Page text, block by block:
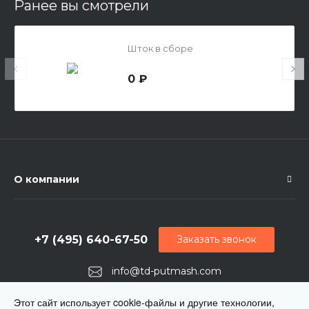
Ранее вы смотрели
Шток в сборе
0 ₽
О компании
info@td-putmash.com
+7 (495) 640-67-50
г. Москва, 1-й Кирпичный переулок, дом 2
Заказать звонок
Этот сайт использует cookie-файлы и другие технологии,